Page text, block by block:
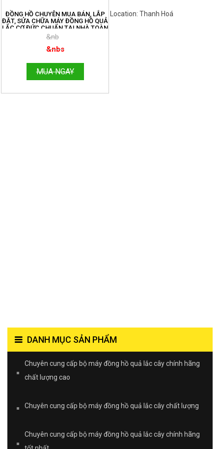
ĐỒNG HỒ CHUYÊN MUA BÁN, LẮP
ĐẶT, SỬA CHỮA MÁY ĐỒNG HỒ QUẢ
LẮC CƠ ĐỨC CHUẨN TẠI NHÀ TOÀN
QUỐC. ĐT:096.188.2921
&nb
&nbs
MUA NGAY
Location: Thanh Hoá
DANH MỤC SẢN PHẨM
Chuyên cung cấp bộ máy đồng hồ quả lắc cây chính hãng
chất lượng cao
Chuyên cung cấp bộ máy đồng hồ quả lắc cây chất lượng
Chuyên cung cấp bộ máy đồng hồ quả lắc cây chính hãng